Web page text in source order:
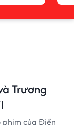
Trương
phim của Điền